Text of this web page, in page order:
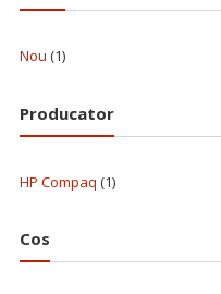
Nou (1)
Producator
HP Compaq (1)
Cos